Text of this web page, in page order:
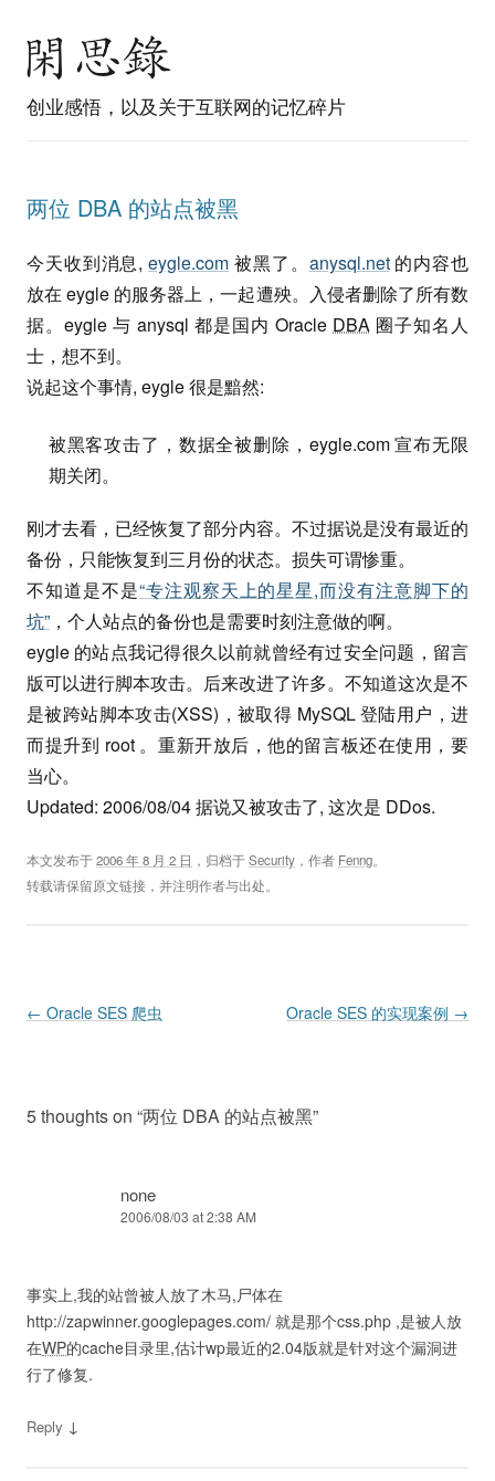
创业感悟，以及关于互联网的记忆碎片
两位 DBA 的站点被黑
今天收到消息,eygle.com 被黑了。 anysql.net的内容也
放在 eygle 的服务器上，一起遭殃。入侵者删除了所有数
据。eygle 与 anysql 都是国内 Oracle DBA 圈子知名人
士，想不到。
说起这个事情, eygle 很是黯然:
被黑客攻击了，数据全被删除，eygle.com 宣布无限
期关闭。
刚才去看，已经恢复了部分内容。不过据说是没有最近的
备份，只能恢复到三月份的状态。损失可谓惨重。
不知道是不是“专注观察天上的星星,而没有注意脚下的
坑” ，个人站点的备份也是需要时刻注意做的啊。
eygle 的站点我记得很久以前就曾经有过安全问题，留言
版可以进行脚本攻击。后来改进了许多。不知道这次是不
是被跨站脚本攻击(XSS)，被取得 MySQL 登陆用户，进
而提升到 root 。重新开放后，他的留言板还在使用，要
当心。
Updated: 2006/08/04 据说又被攻击了, 这次是 DDos.
本文发布于2006 年 8 月 2 日 ，归档于Security ，作者 Fenng。
转载请保留原文链接，并注明作者与出处。
Post navigation
← Oracle SES 爬虫 Oracle SES 的实现案例 →
5 thoughts on “两位 DBA 的站点被黑”
none
2006/08/03 at 2:38 AM
事实上,我的站曾被人放了木马,尸体在
http://zapwinner.googlepages.com/ 就是那个css.php ,是被人放
在WP的cache目录里,估计wp最近的2.04版就是针对这个漏洞进
行了修复.
Reply ↓